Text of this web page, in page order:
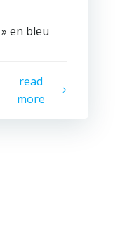
en bleu
read
more